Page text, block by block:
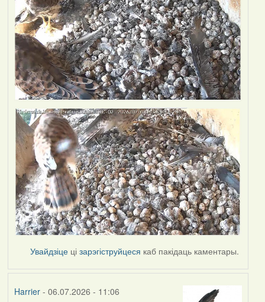
Увайдзіце цізарэгіструйцеся каб пакідаць каментары.
Harrier- 06.07.2026 - 11:06